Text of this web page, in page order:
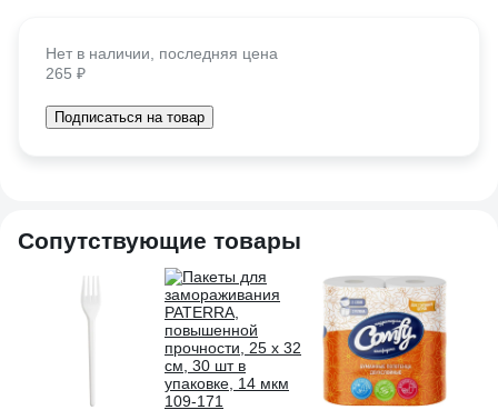
Нет в наличии, последняя цена
265 ₽
Подписаться на товар
Сопутствующие товары